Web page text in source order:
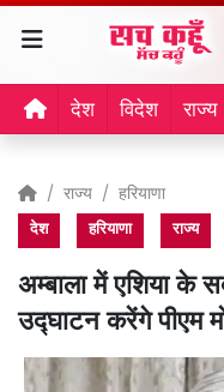
देश विदेश राज्य
राज्य हरियाणा
देश हरियाणा राज्य
अम्बाला में एशिया के
उद्घाटन करेंगे पीएम